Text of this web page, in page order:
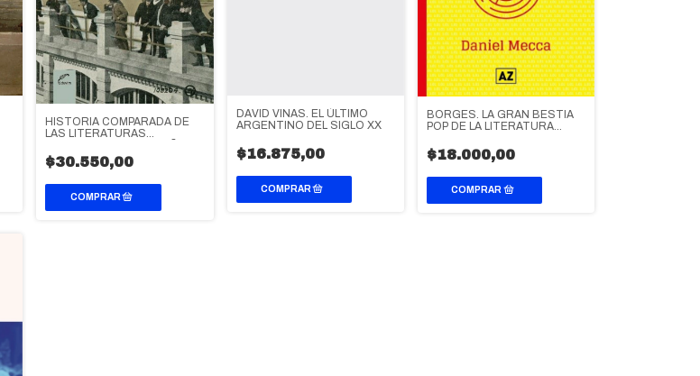
HISTORIA COMPARADA DE
LAS LITERATURAS
$30.550,00
DAVID VIÑAS. EL ÚLTIMO
ARGENTINO DEL SIGLO XX
$16.875,00
BORGES. LA GRAN BESTIA
POP DE LA LITERATURA
$18.000,00